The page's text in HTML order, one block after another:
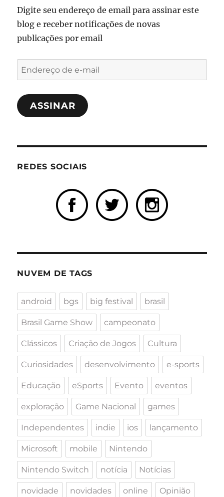
Digite seu endereço de email para assinar este
blog e receber notificações de novas
publicações por email
Endereço
de
e-
mailASSINAR
REDES SOCIAIS
NUVEM DE TAGS
android bgs big festival brasil
Brasil Game Show campeonato
Clássicos Criação de Jogos Cultura
Curiosidades desenvolvimento e-sports
Educação eSports Evento eventos
exploração Game Nacional games
Independentes indie ios lançamento
Microsoft mobile Nintendo
Nintendo Switch notícia Notícias
novidade novidades online Opinião